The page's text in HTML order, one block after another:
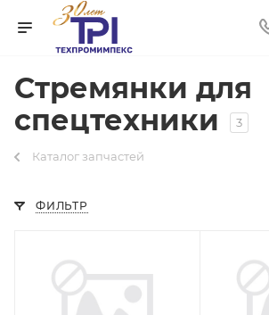
Стремянки для
спецтехники
3
Каталог запчастей
ФИЛЬТР